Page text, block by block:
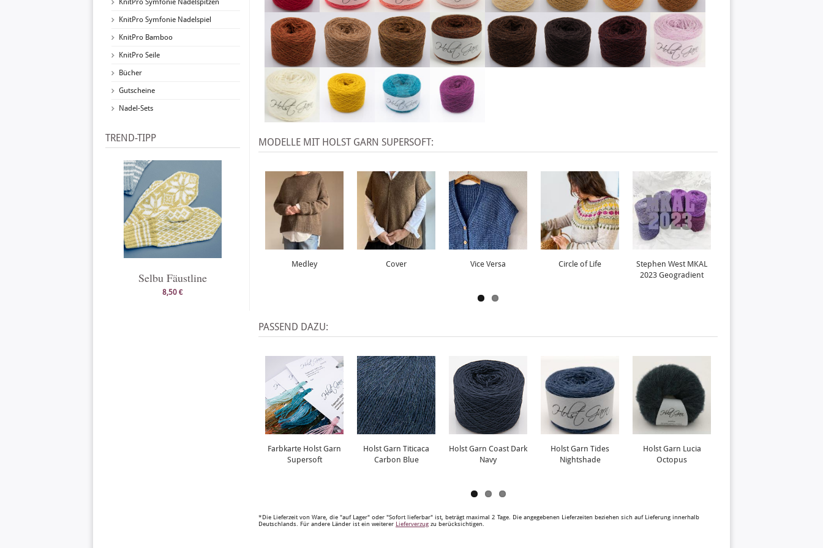
KnitPro Symfonie Nadelspitzen
KnitPro Symfonie Nadelspiel
KnitPro Bamboo
KnitPro Seile
Bücher
Gutscheine
Nadel-Sets
TREND-TIPP
Selbu Fäustline
8,50 €
X
MODELLE MIT HOLST GARN SUPERSOFT:
Medley Cover Vice Versa Circle of Life
Stephen West MKAL
2023 Geogradient
PASSEND DAZU:
Farbkarte Holst Garn
Supersoft
Holst Garn Titicaca
Carbon Blue
Holst Garn Coast Dark
Navy
Holst Garn Tides
Nightshade
Holst Garn Lucia
Octopus
*Die Lieferzeit von Ware, die "auf Lager" oder "Sofort lieferbar" ist, beträgt maximal 2 Tage. Die angegebenen Lieferzeiten beziehen sich auf Lieferung innerhalb
Deutschlands. Für andere Länder ist ein weiterer Lieferverzug zu berücksichtigen.